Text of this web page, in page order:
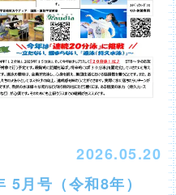
2026.05.20
月号（令和8年）